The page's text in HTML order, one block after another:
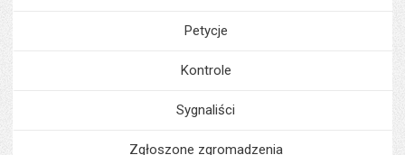
Petycje
Kontrole
Sygnaliści
Zgłoszone zgromadzenia